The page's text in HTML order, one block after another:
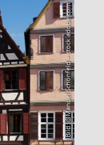
Bild: @Manuel Schönfeld – stock.adobe.com